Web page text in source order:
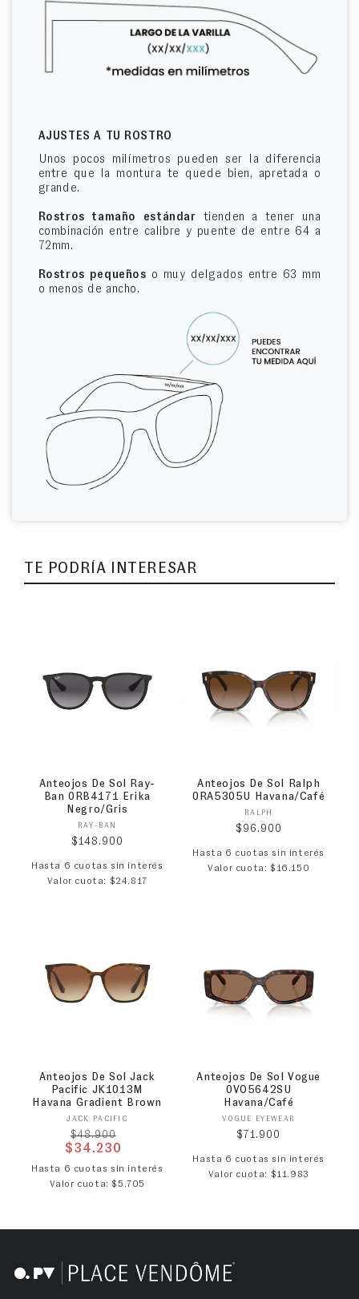
AJUSTES A TU ROSTRO
Unos pocos milímetros pueden ser la diferencia
entre que la montura te quede bien, apretada o
grande.
Rostros tamaño estándar tienden a tener una
combinación entre calibre y puente de entre 64 a
72mm.
Rostros pequeños o muy delgados entre 63 mm
o menos de ancho.
TE PODRÍA INTERESAR
Anteojos De Sol Ray-
Ban 0RB4171 Erika
Negro/Gris
Proveedor:
RAY-BAN
Precio habitual
$148.900
Hasta 6 cuotas sin interés
Valor cuota: $24.817
Anteojos De Sol Ralph
0RA5305U Havana/Café
Proveedor:
RALPH
Precio habitual
$96.900
Hasta 6 cuotas sin interés
Valor cuota: $16.150
Anteojos De Sol Jack
Pacific JK1013M
Havana Gradient Brown
Proveedor:
JACK PACIFIC
Precio habitual
$48.900
$34.230
Precio de oferta
Hasta 6 cuotas sin interés
Valor cuota: $5.705
Anteojos De Sol Vogue
0VO5642SU
Havana/Café
Proveedor:
VOGUE EYEWEAR
Precio habitual
$71.900
Hasta 6 cuotas sin interés
Valor cuota: $11.983